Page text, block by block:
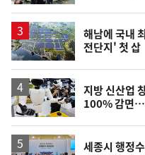
해남에 국내
전단지' 첫 삽
지방 신산업
100% 감면…
세종시 행정